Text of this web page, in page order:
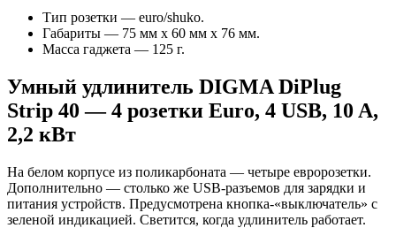
Тип розетки — euro/shuko.
Габариты — 75 мм х 60 мм х 76 мм.
Масса гаджета — 125 г.
Умный удлинитель DIGMA DiPlug
Strip 40 — 4 розетки Euro, 4 USB, 10 A,
2,2 кВт
На белом корпусе из поликарбоната — четыре евророзетки.
Дополнительно — столько же USB-разъемов для зарядки и
питания устройств. Предусмотрена кнопка-«выключатель» с
зеленой индикацией. Светится, когда удлинитель работает.